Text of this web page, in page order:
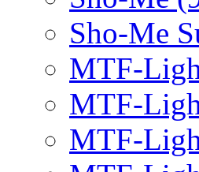
Sho-Me
MTF-
MTF-
MTF-